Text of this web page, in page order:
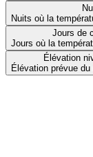
Nuits où la
Jours de
Jours où la
Élévation
Élévation prévue